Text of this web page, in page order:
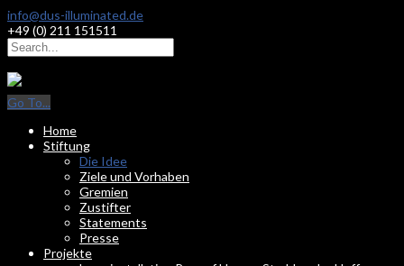
info@dus-illuminated.de
+49 (0) 211 151511
Go To...
Home
Stiftung
Die Idee
Ziele und Vorhaben
Gremien
Zustifter
Statements
Presse
Projekte